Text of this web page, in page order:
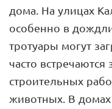
дома. На улицах
особенно в
тротуары могут
часто встречаются
строительных
животных. В